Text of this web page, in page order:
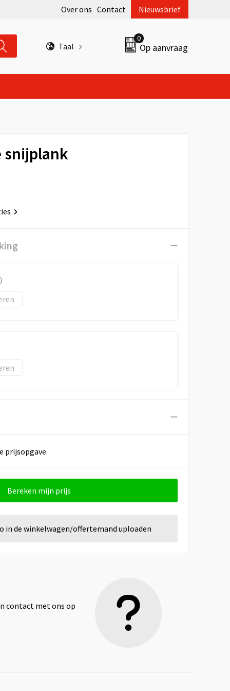
Over ons Contact Nieuwsbrief
Taal
0
Op aanvraag
snijplank
prijsopgave.
Bereken mijn prijs
in de winkelwagen/offertemand uploaden
contact met ons op